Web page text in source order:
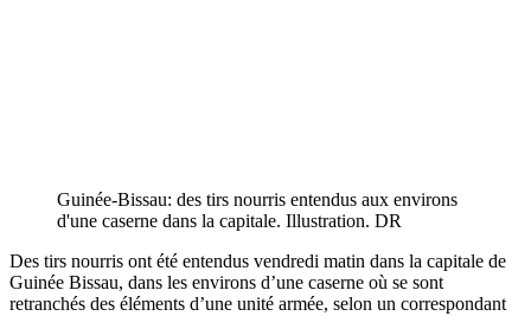
Guinée-Bissau: des tirs nourris entendus aux environs
d'une caserne dans la capitale. Illustration. DR
Des tirs nourris ont été entendus vendredi matin dans la capitale de
Guinée Bissau, dans les environs d’une caserne où se sont
retranchés des éléments d’une unité armée, selon un correspondant